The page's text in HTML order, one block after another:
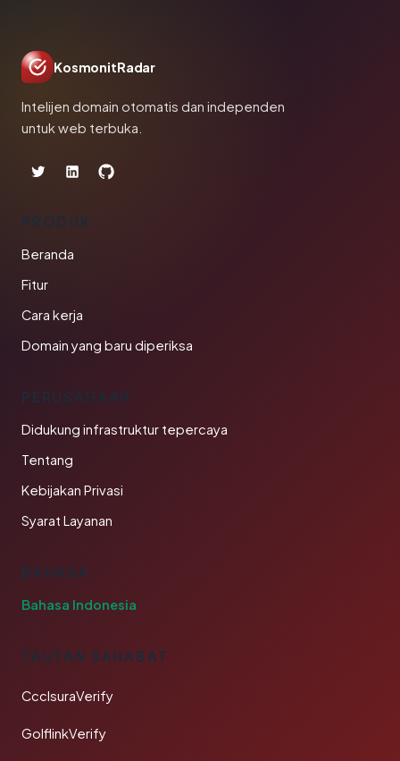
KosmonitRadar
Intelijen domain otomatis dan independen
untuk web terbuka.
PRODUK
Beranda
Fitur
Cara kerja
Domain yang baru diperiksa
PERUSAHAAN
Didukung infrastruktur tepercaya
Tentang
Kebijakan Privasi
Syarat Layanan
BAHASA
Bahasa Indonesia
TAUTAN SAHABAT
CcclsuraVerify
GolflinkVerify